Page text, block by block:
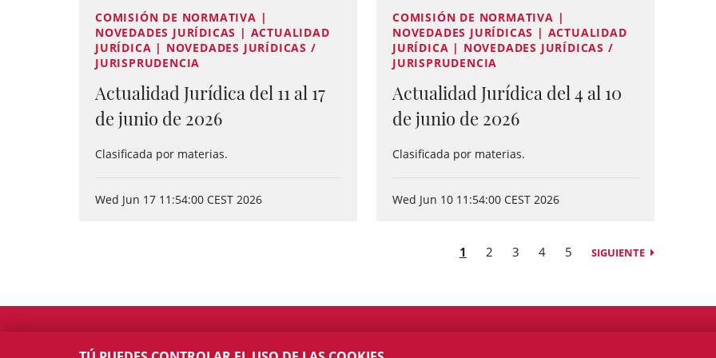
COMISIÓN DE NORMATIVA |
NOVEDADES JURÍDICAS | ACTUALIDAD
JURÍDICA | NOVEDADES JURÍDICAS /
JURISPRUDENCIA
Actualidad Jurídica del 11 al 17
de junio de 2026
Clasificada por materias.
Wed Jun 17 11:54:00 CEST 2026
COMISIÓN DE NORMATIVA |
NOVEDADES JURÍDICAS | ACTUALIDAD
JURÍDICA | NOVEDADES JURÍDICAS /
JURISPRUDENCIA
Actualidad Jurídica del 4 al 10
de junio de 2026
Clasificada por materias.
Wed Jun 10 11:54:00 CEST 2026
1 2 3 4 5 SIGUIENTE